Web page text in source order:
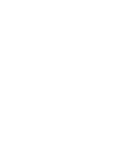
zu Fuß, mit
Sie kann